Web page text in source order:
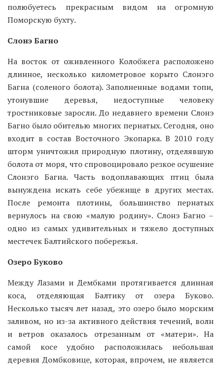
полюбуетесь прекрасным видом на огромную
Поморскую бухту.
Слонэ Багно
На восток от оживленного Колобжега расположено
длинное, несколько километровое корыто Слонэго
Багна (соленого болота). Заполненные водами топи,
утонувшие деревья, недоступные человеку
тростниковые заросли. До недавнего времени Слонэ
Багно было обителью многих пернатых. Сегодня, оно
входит в состав Восточного Экопарка. В 2010 году
шторм уничтожил природную плотину, отделявшую
болота от моря, что спровоцировало резкое осушение
Слонэго Багна. Часть водоплавающих птиц была
вынуждена искать себе убежище в других местах.
После ремонта плотины, большинство пернатых
вернулось на свою «малую родину». Слонэ Багно –
одно из самых удивительных и тяжело доступных
местечек Балтийского побережья.
Озеро Буково
Между Лазами и Дембками протягивается длинная
коса, отделяющая Балтику от озера Буково.
Несколько тысяч лет назад, это озеро было морским
заливом, но из-за активного действия течений, волн
и ветров оказалось отрезанным от «матери». На
самой косе удобно расположилась небольшая
деревня Домбковице, которая, впрочем, не является